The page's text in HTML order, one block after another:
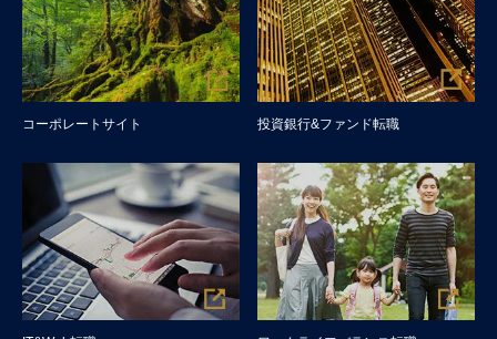
コーポレートサイト 投資銀行&ファンド転職